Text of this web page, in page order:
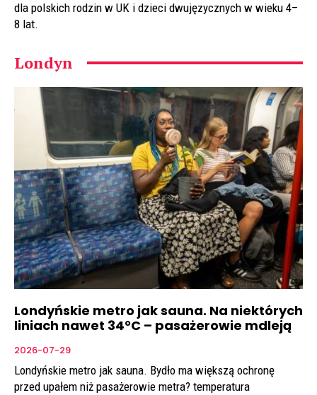
dla polskich rodzin w UK i dzieci dwujęzycznych w wieku 4–
8 lat.
Londyn
Londyńskie metro jak sauna. Na niektórych
liniach nawet 34°C – pasażerowie mdleją
2026-07-29
Londyńskie metro jak sauna. Bydło ma większą ochronę
przed upałem niż pasażerowie metra? temperatura